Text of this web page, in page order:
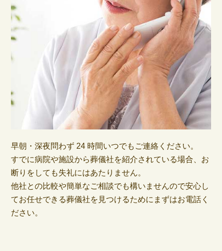
早朝・深夜問わず 24 時間いつでもご連絡ください。
すでに病院や施設から葬儀社を紹介されている場合、お
断りをしても失礼にはあたりません。
他社との比較や簡単なご相談でも構いませんので安心し
てお任せできる葬儀社を見つけるためにまずはお電話く
ださい。